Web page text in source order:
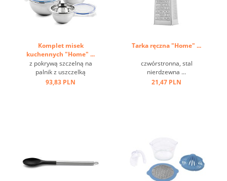
Komplet misek
kuchennych "Home" ...
z pokrywą szczelną na
palnik z uszczelką
silikonową, częściowo
93,83 PLN
Tarka ręczna "Home" ...
czwórstronna, stal
nierdzewna ...
21,47 PLN